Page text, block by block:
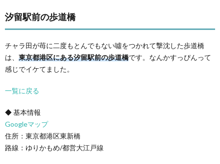
汐留駅前の歩道橋
チャラ田が苺に二度もとんでもない噓をつかれて撃沈した歩道橋
は、 東京都港区にある汐留駅前の歩道橋です。なんかすっぴんって
感じでイケてました。
一覧に戻る
◆ 基本情報
Googleマップ
住所：東京都港区東新橋
路線：ゆりかもめ/都営大江戸線